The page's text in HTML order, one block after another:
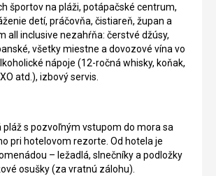
športov na pláži, potápačské centrum,
detí, práčovňa, čistiareň, župan a
all inclusive nezahŕňa: čerstvé džúsy,
všetky miestne a dovozové vína vo
nápoje (12-ročná whisky, koňak,
atd.), izbový servis.
pláž s pozvoľným vstupom do mora sa
pri hotelovom rezorte. Od hotela je
– ležadlá, slnečníky a podložky
osušky (za vratnú zálohu).